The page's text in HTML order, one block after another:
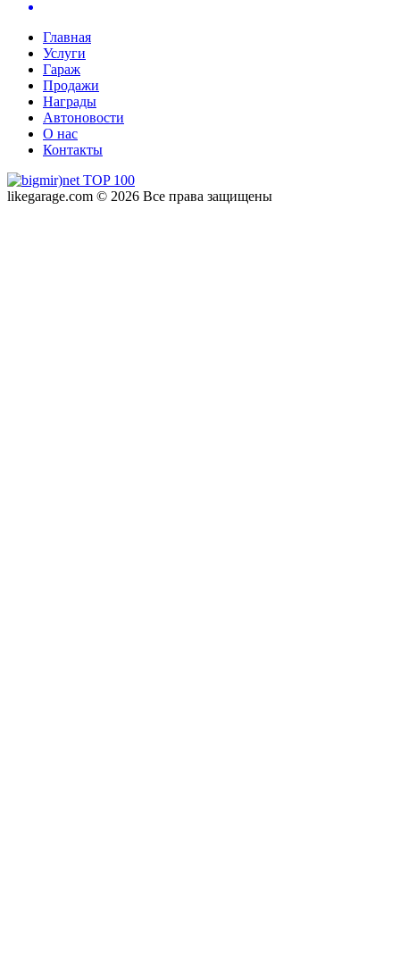
Главная
Услуги
Гараж
Продажи
Награды
Автоновости
О нас
Контакты
likegarage.com © 2026 Все права защищены